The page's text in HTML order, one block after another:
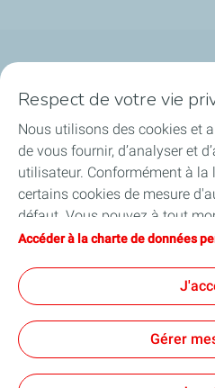
Notre ancrage territorial
Financer les entreprises
Soutenir les projets
Accompagner à
Accessibilité :
Respect de votre vie
Nous utilisons des cookies et
de vous fournir, d’analyser et
utilisateur. Conformément à la
certains cookies de mesure
défaut. Vous pouvez à tout
paramètres de cookies en
vous acceptez le dépôt de
cas où vous cliquez sur « Je
techniques nécessaires au
seront utilisés. Pour plus
Accéder à la charte de données
Gérer